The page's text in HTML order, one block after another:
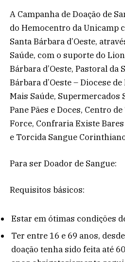
A Campanha de Doação de
do Hemocentro da Unicamp
Santa Bárbara d’Oeste,
Saúde, com o suporte do
Bárbara d’Oeste, Pastoral da
Bárbara d’Oeste – Diocese
Mais Saúde, Supermercados
Pane Pães e Doces, Centro
Force, Confraria Existe
e Torcida Sangue
Para ser Doador de Sangue:
Requisitos básicos:
Estar em ótimas condições
Ter entre 16 e 69 anos,
doação tenha sido feita até